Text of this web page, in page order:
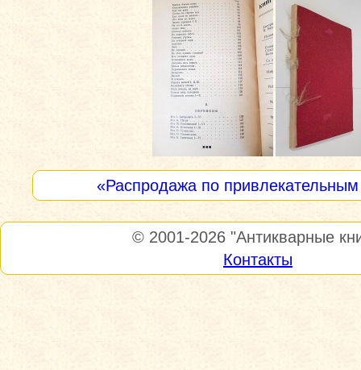
«Распродажа по
© 2001-2026 "Антикварные
Контакты